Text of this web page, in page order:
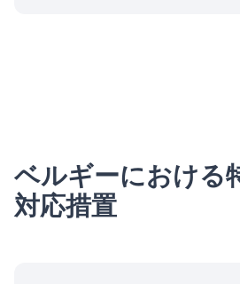
ベルギーにおける
対応措置